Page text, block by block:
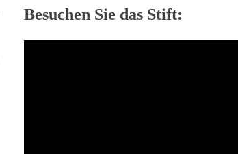
Besuchen Sie das Stift: